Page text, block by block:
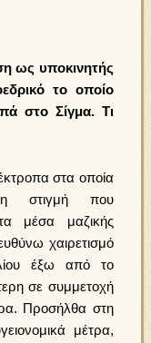
ως υποκινητής
το οποίο
στο Σίγμα. Τι
στα οποία
στιγμή που
μέσα μαζικής
χαιρετισμό
έξω από το
σε συμμετοχή
Προσήλθα στη
μέτρα,